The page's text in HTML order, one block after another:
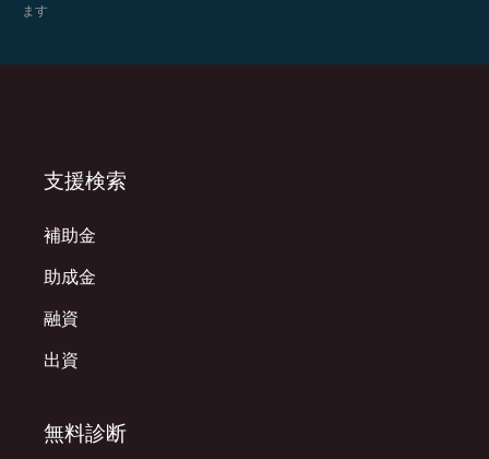
ます
支援検索
補助金
助成金
融資
出資
無料診断